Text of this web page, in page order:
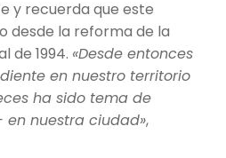
y recuerda que este
desde la reforma de la
de 1994. «Desde entonces
en nuestro territorio
ha sido tema de
nuestra ciudad»,